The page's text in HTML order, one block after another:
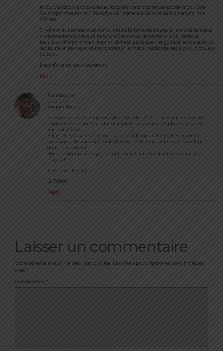
Je voulais savoir si vous aviez eu l’occasion de comparer ces écouteurs aux Bose
Soundsport free, Jabra Elite Active, voir même aux Sennheiser Momentum True
Wirless.
Si votre article est très rassurant sur la stabilité de ces écouteurs, je souhaitais plus
d’informations sur la qualité sonore. Etant musicien et mélo-man, j’attache
beaucoup d’importance à ce point. Même si je sais que « les goûts et les couleurs » ça
se discute, on peut quand être concret sur le niveau des basses, des aigus , la couleur
du son …
Merci d’avance pour vos retours
Reply
Trail Session
12 juin 2019
Bonjour Bruno,
Nous avons pu les comparer à des Jabra, des JVC, et concrètement il n’a pas
photo niveau sonore. Anastasia ne court plus qu’avec ces plantronics, c’est
une valeur sûre.
Elle est elle aussi très à cheval sur la qualité sonore. Après, elle n’a pas eu
l’occasion de les comparer à des Bose ou des Sennheiser (marque qu’elle a
dans le quotidien)…
Mais à ce jour pour le sport ce sont les meilleurs qu’elle ait trouvé sur TOUS
les points.
Bien cordialement,
La Rédac’
Reply
Laisser un commentaire
Votre adresse e-mail ne sera pas publiée. Les champs obligatoires sont indiqués
avec *
Commentaire *